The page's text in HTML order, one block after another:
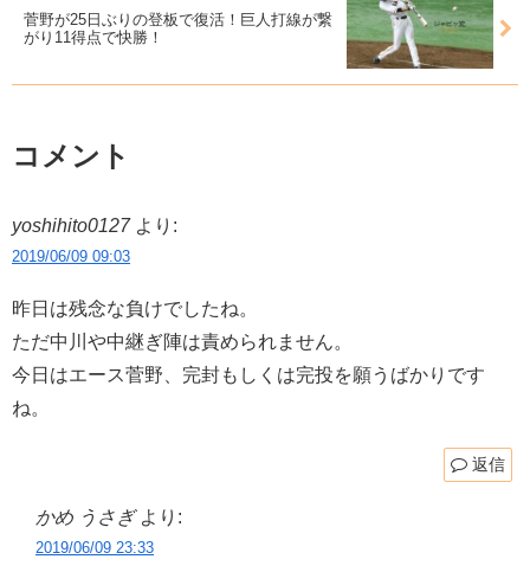
菅野が25日ぶりの登板で復活！巨人打線が繋
がり11得点で快勝！
コメント
yoshihito0127 より:
2019/06/09 09:03
昨日は残念な負けでしたね。
ただ中川や中継ぎ陣は責められません。
今日はエース菅野、完封もしくは完投を願うばかりです
ね。
返信
かめ うさぎ より:
2019/06/09 23:33